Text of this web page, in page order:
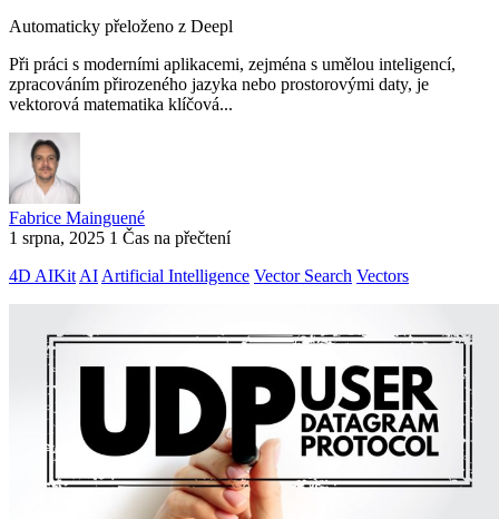
Automaticky přeloženo z Deepl
Při práci s moderními aplikacemi, zejména s umělou inteligencí,
zpracováním přirozeného jazyka nebo prostorovými daty, je
vektorová matematika klíčová...
Fabrice Mainguené
1 srpna, 2025 1 Čas na přečtení
4D AIKit AI Artificial Intelligence Vector Search Vectors